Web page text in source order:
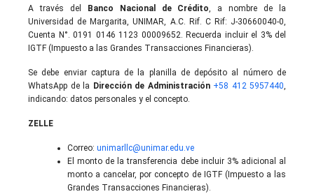
A través del Banco Nacional de Crédito
, a nombre de la
Universidad de Margarita, UNIMAR, A.C. Rif. C Rif: J-30660040-0,
Cuenta N°. 0191 0146 1123 00009652. Recuerda incluir el 3% del
IGTF (Impuesto a las Grandes Transacciones Financieras).
Se debe enviar captura de la planilla de depósito al número de
WhatsApp de la Dirección de Administración +58 412 5957440
indicando: datos personales y el concepto.
ZELLE
Correo: unimarllc@unimar.edu.ve
El monto de la transferencia debe incluir 3% adicional al
monto a cancelar, por concepto de IGTF (Impuesto a las
Grandes Transacciones Financieras).